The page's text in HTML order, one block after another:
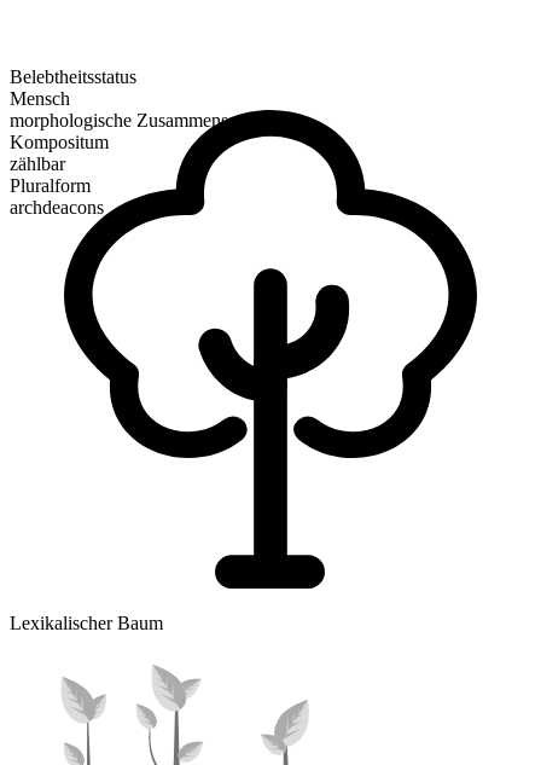
Belebtheitsstatus
Mensch
morphologische Zusammensetzung
Kompositum
zählbar
Pluralform
archdeacons
Lexikalischer Baum